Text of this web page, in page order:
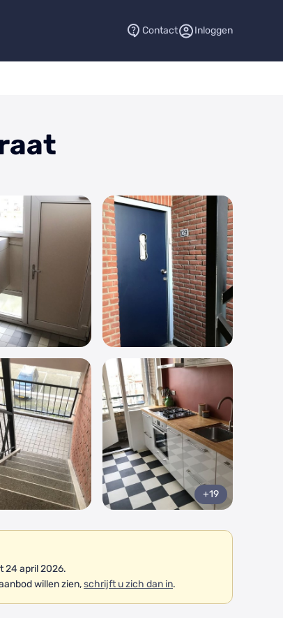
Contact Inloggen
+19
24 april 2026.
willen zien,schrijft u zich dan in.